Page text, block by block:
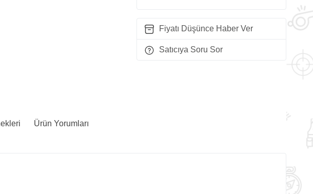
Fiyatı Düşünce Haber Ver
Satıcıya Soru Sor
Ürün Yorumları